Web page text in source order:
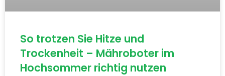
So trotzen Sie Hitze und
Trockenheit – Mähroboter im
Hochsommer richtig nutzen